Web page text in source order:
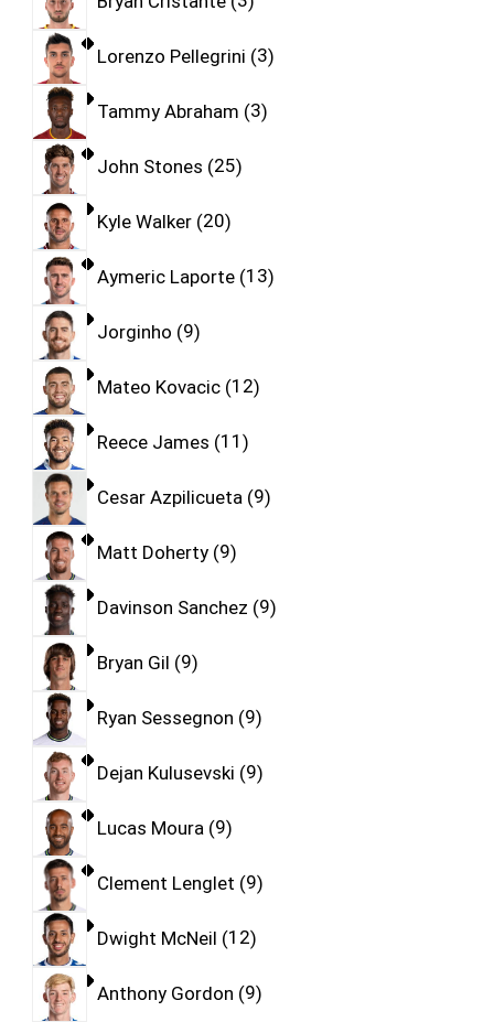
Lorenzo Pellegrini 3
Tammy Abraham 3
John Stones 25
Kyle Walker 20
Aymeric Laporte 13
Jorginho 9
Mateo Kovacic 12
Reece James 11
Cesar Azpilicueta 9
Matt Doherty 9
Davinson Sanchez 9
Bryan Gil 9
Ryan Sessegnon 9
Dejan Kulusevski 9
Lucas Moura 9
Clement Lenglet 9
Dwight McNeil 12
Anthony Gordon 9